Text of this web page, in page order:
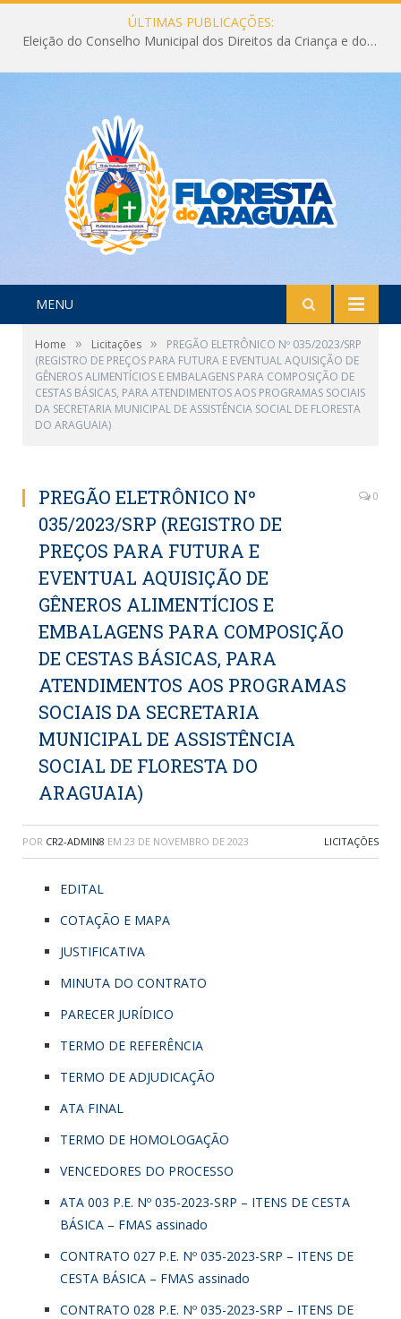
ÚLTIMAS PUBLICAÇÕES:
Eleição do Conselho Municipal dos Direitos da Criança e do Adolescente CMDCA 2026
MENU
Home » Licitações »
PREGÃO ELETRÔNICO Nº 035/2023/SRP
(REGISTRO DE PREÇOS PARA FUTURA E EVENTUAL AQUISIÇÃO DE
GÊNEROS ALIMENTÍCIOS E EMBALAGENS PARA COMPOSIÇÃO DE
CESTAS BÁSICAS, PARA ATENDIMENTOS AOS PROGRAMAS SOCIAIS
DA SECRETARIA MUNICIPAL DE ASSISTÊNCIA SOCIAL DE FLORESTA
DO ARAGUAIA)
PREGÃO ELETRÔNICO Nº
035/2023/SRP (REGISTRO DE
PREÇOS PARA FUTURA E
EVENTUAL AQUISIÇÃO DE
GÊNEROS ALIMENTÍCIOS E
EMBALAGENS PARA COMPOSIÇÃO
DE CESTAS BÁSICAS, PARA
ATENDIMENTOS AOS PROGRAMAS
SOCIAIS DA SECRETARIA
MUNICIPAL DE ASSISTÊNCIA
SOCIAL DE FLORESTA DO
ARAGUAIA)
0
POR CR2-ADMIN8 EM 23 DE NOVEMBRO DE 2023 LICITAÇÕES
EDITAL
COTAÇÃO E MAPA
JUSTIFICATIVA
MINUTA DO CONTRATO
PARECER JURÍDICO
TERMO DE REFERÊNCIA
TERMO DE ADJUDICAÇÃO
ATA FINAL
TERMO DE HOMOLOGAÇÃO
VENCEDORES DO PROCESSO
ATA 003 P.E. Nº 035-2023-SRP – ITENS DE CESTA
BÁSICA – FMAS assinado
CONTRATO 027 P.E. Nº 035-2023-SRP – ITENS DE
CESTA BÁSICA – FMAS assinado
CONTRATO 028 P.E. Nº 035-2023-SRP – ITENS DE